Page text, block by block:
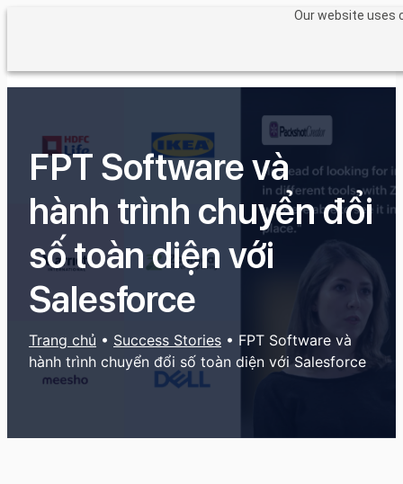
Our website uses
FPT Software và
hành trình chuyển đổi
số toàn diện với
Salesforce
Trang chủ • Success Stories • FPT Software và
hành trình chuyển đổi số toàn diện với Salesforce